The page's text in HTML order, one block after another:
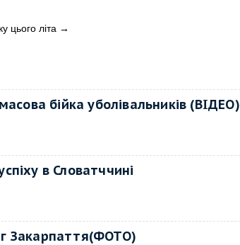
цього літа →
бійка уболівальників (ВІДЕО)
в Словатччині
Закарпаття(ФОТО)